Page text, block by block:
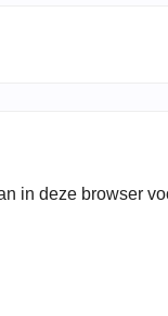
in deze browser